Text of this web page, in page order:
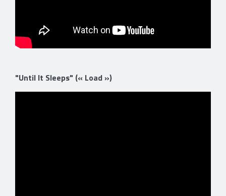
"Until It Sleeps" (« Load »)